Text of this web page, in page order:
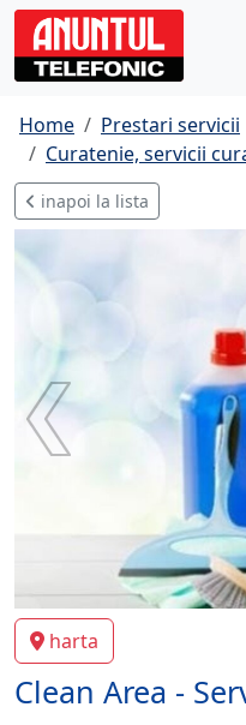
Home
Prestari servicii
Curatenie, servicii
inapoi la lista
harta
Clean Area -